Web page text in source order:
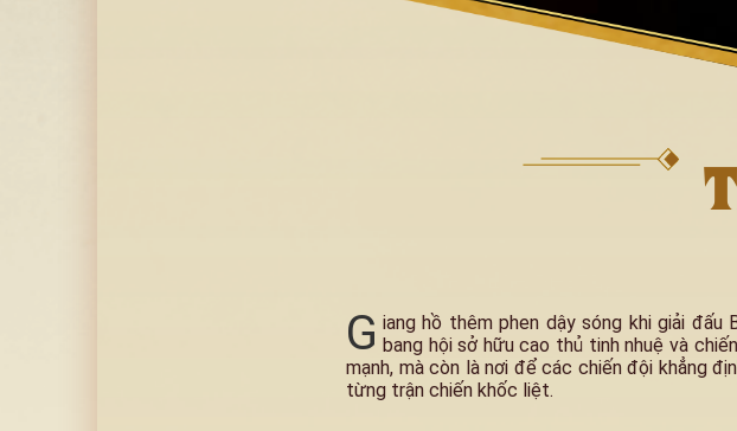
G iang hồ thêm phen dậy sóng khi giải
bang hội sở hữu cao thủ tinh nhuệ và
mạnh, mà còn là nơi để các chiến đội khẳng
từng trận chiến khốc liệt.